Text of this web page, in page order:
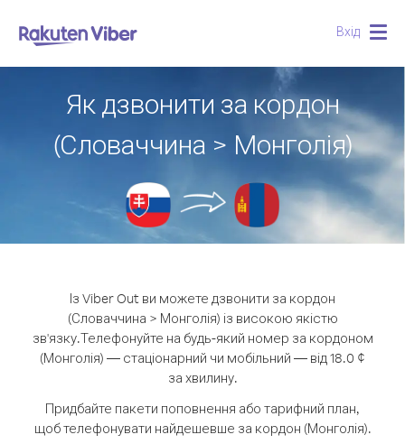
Вхід
Як дзвонити за кордон
(Словаччина > Монголія)
Із Viber Out ви можете дзвонити за кордон
(Словаччина > Монголія) із високою якістю
зв'язку.Телефонуйте на будь-який номер за кордоном
(Монголія) — стаціонарний чи мобільний — від 18.0 ¢
за хвилину.
Придбайте пакети поповнення або тарифний план,
щоб телефонувати найдешевше за кордон (Монголія).